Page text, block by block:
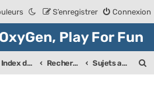
Connexion
S’enregistrer
Play For Fun
Index des forums Rechercher Sujets actifs